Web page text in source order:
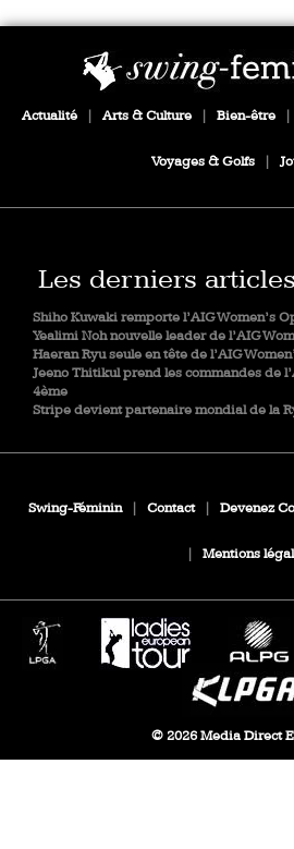
Actualité | Arts & Culture | Bien-être |
Voyages & Golfs |
Les derniers articles
Shiho Kuwaki remporte l’AIG Women’s
Yealimi Noh nouvelle leader de l’AIG
Haeran Ryu seule en tête de l’AIG
Jeeno Thitikul prend les commandes de
4ème
Stripe devient partenaire mondial de la
Swing-Féminin | Contact | Devenez
| Mentions
© 2026 Media Direct